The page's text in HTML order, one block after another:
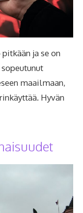
ja se on
maailmaan,
Hyvän